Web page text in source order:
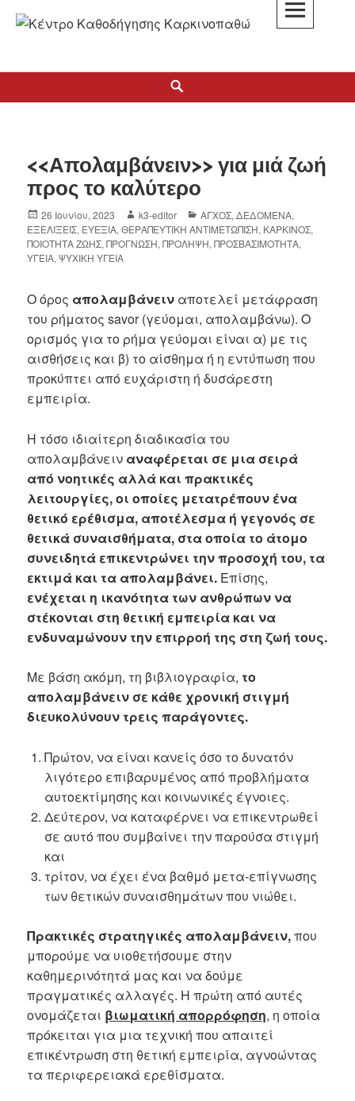
Skip
<<Απολαμβάνειν>> για μιά ζωή
προς το καλύτερο
Posted
on
26 Ιουνίου, 2023 Author
k3-editor Categories
ΑΓΧΟΣ,ΔΕΔΟΜΕΝΑ,
ΕΞΕΛΙΞΕΙΣ, ΕΥΕΞΙΑ,ΘΕΡΑΠΕΥΤΙΚΗ ΑΝΤΙΜΕΤΩΠΙΣΗ, ΚΑΡΚΙΝΟΣ,
ΠΟΙΟΤΗΤΑ ΖΩΗΣ,ΠΡΟΓΝΩΣΗ,ΠΡΟΛΗΨΗ,ΠΡΟΣΒΑΣΙΜΟΤΗΤΑ,
ΥΓΕΙΑ,ΨΥΧΙΚΗ ΥΓΕΙΑ
Ο όρος απολαμβάνειν αποτελεί μετάφραση
του ρήματος savor (γεύομαι, απολαμβάνω). Ο
ορισμός για το ρήμα γεύομαι είναι α) με τις
αισθήσεις και β) το αίσθημα ή η εντύπωση που
προκύπτει από ευχάριστη ή δυσάρεστη
εμπειρία.
Η τόσο ιδιαίτερη διαδικασία του
απολαμβάνειν αναφέρεται σε μια σειρά
από νοητικές αλλά και πρακτικές
λειτουργίες, οι οποίες μετατρέπουν ένα
θετικό ερέθισμα, αποτέλεσμα ή γεγονός σε
θετικά συναισθήματα, στα οποία το άτομο
συνειδητά επικεντρώνει την προσοχή του, τα
εκτιμά και τα απολαμβάνει. Επίσης,
ενέχεται η ικανότητα των ανθρώπων να
στέκονται στη θετική εμπειρία και να
ενδυναμώνουν την επιρροή της στη ζωή τους.
Με βάση ακόμη, τη βιβλιογραφία, το
απολαμβάνειν σε κάθε χρονική στιγμή
διευκολύνουν τρεις παράγοντες.
Πρώτον, να είναι κανείς όσο το δυνατόν
λιγότερο επιβαρυμένος από προβλήματα
αυτοεκτίμησης και κοινωνικές έγνοιες.
Δεύτερον, να καταφέρνει να επικεντρωθεί
σε αυτό που συμβαίνει την παρούσα στιγμή
και
τρίτον, να έχει ένα βαθμό μετα-επίγνωσης
των θετικών συναισθημάτων που νιώθει.
Πρακτικές στρατηγικές απολαμβάνειν,που
μπορούμε να υιοθετήσουμε στην
καθημερινότητά μας και να δούμε
πραγματικές αλλαγές. Η πρώτη από αυτές
ονομάζεται βιωματική απορρόφηση, η οποία
πρόκειται για μια τεχνική που απαιτεί
επικέντρωση στη θετική εμπειρία, αγνοώντας
τα περιφερειακά ερεθίσματα.